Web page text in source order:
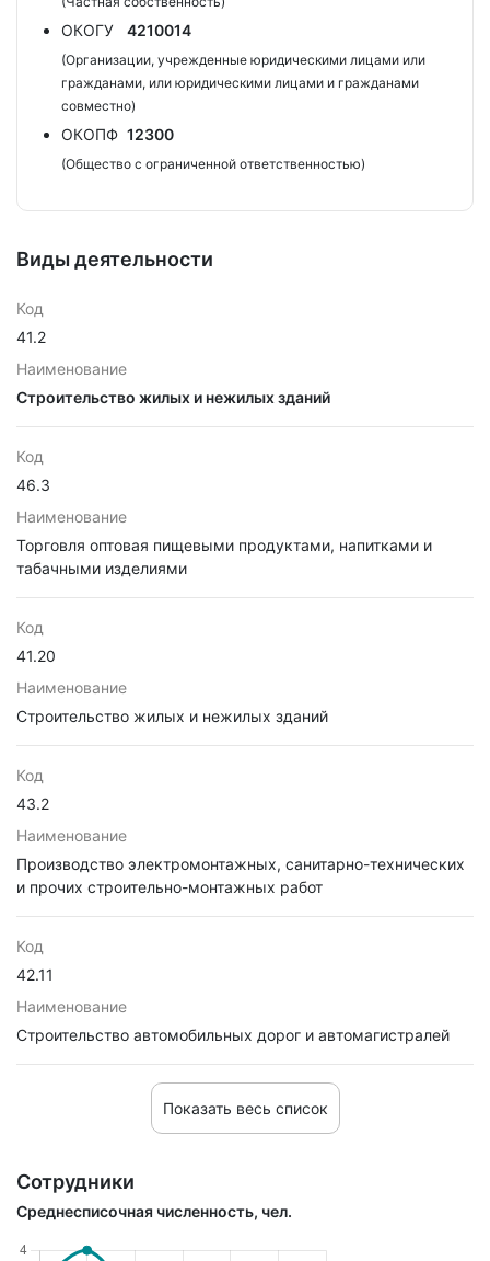
ОКОГУ 4210014
(Организации, учрежденные юридическими лицами или
гражданами, или юридическими лицами и гражданами
совместно)
ОКОПФ 12300
(Общество с ограниченной ответственностью)
Виды деятельности
Код
41.2
Наименование
Строительство жилых и нежилых зданий
Код
46.3
Наименование
Торговля оптовая пищевыми продуктами, напитками и
табачными изделиями
Код
41.20
Наименование
Строительство жилых и нежилых зданий
Код
43.2
Наименование
Производство электромонтажных, санитарно-технических
и прочих строительно-монтажных работ
Код
42.11
Наименование
Строительство автомобильных дорог и автомагистралей
Показать весь список
Сотрудники
Среднесписочная численность, чел.